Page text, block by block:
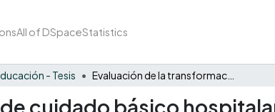
All of DSpaceStatistics
- Tesis
cuidado básico